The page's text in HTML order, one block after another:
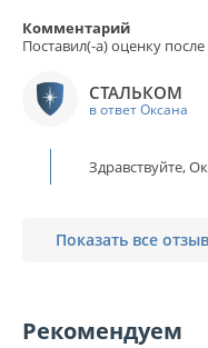
Комментарий
Поставил(-а) оценку
СТАЛЬКОМ
в ответ Оксана
Здравствуйте,
Показать все
Рекомендуем